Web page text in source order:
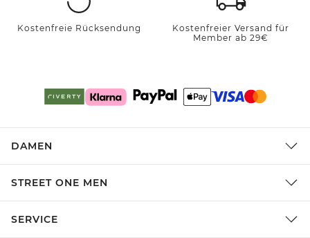
Kostenfreie Rücksendung
Kostenfreier Versand für
Member ab 29€
DAMEN
STREET ONE MEN
SERVICE